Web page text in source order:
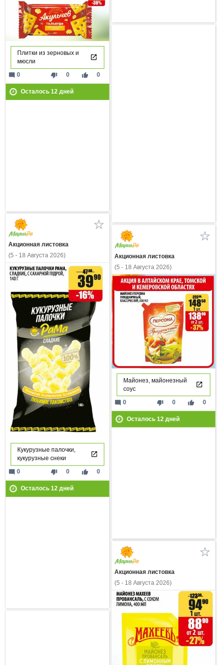
Плитки из зерновых и
мюсли
thumb_down 0 thumb_up 0
mode_comment 0
Осталось 12 дней
Акционная листовка
(5 - 18 Августа 2026)
Кукурузные палочки,
кукурузные снеки
thumb_down 0 thumb_up 0
mode_comment 0
Осталось 12дней
Акционная листовка
(5 - 18 Августа 2026)
Майонез, майонезный
соус
thumb_down 0 thumb_up 0
mode_comment 0
Осталось 12 дней
Акционная листовка
(5 - 18 Августа 2026)